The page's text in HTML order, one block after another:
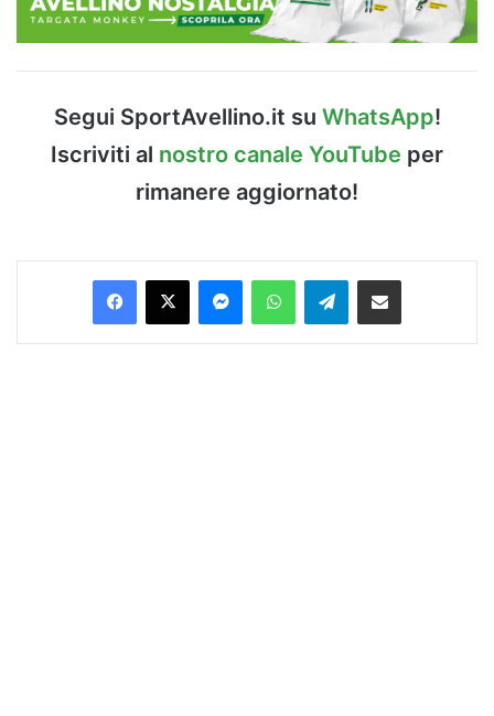
Segui SportAvellino.it su WhatsApp!
Iscriviti al nostro canale YouTube per
rimanere aggiornato!
Facebook
X MessengerWhatsAppTelegramCondividi via Email